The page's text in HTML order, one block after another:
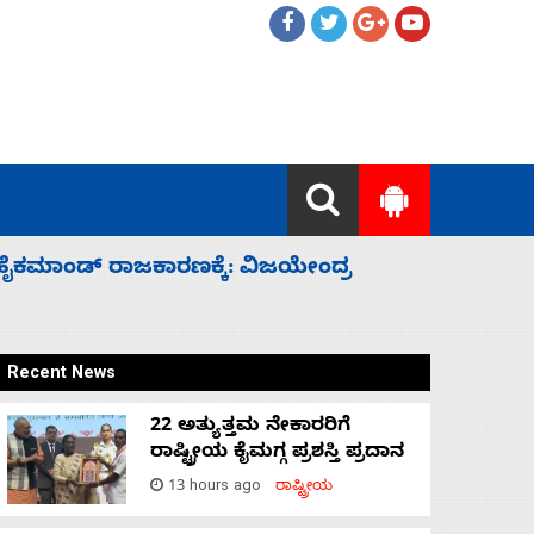
‘ಕಳೆದ 3-4 ವರ್ಷಗಳಲ್ಲಿ 40 ಲಷ್ಕರ್
Recent News
22 ಅತ್ಯುತ್ತಮ ನೇಕಾರರಿಗೆ
ರಾಷ್ಟ್ರೀಯ ಕೈಮಗ್ಗ ಪ್ರಶಸ್ತಿ ಪ್ರದಾನ
13 hours ago ರಾಷ್ಟ್ರೀಯ